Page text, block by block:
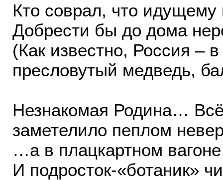
Кто соврал, что идущему
Добрести бы до дома
(Как известно, Россия –
пресловутый медведь,
Незнакомая Родина…
заметелило пеплом
…а в плацкартном
И подросток-«ботаник»